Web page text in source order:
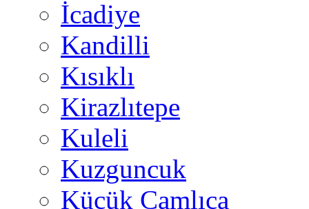
İcadiye
Kandilli
Kısıklı
Kirazlıtepe
Kuleli
Kuzguncuk
Küçük Çamlıca